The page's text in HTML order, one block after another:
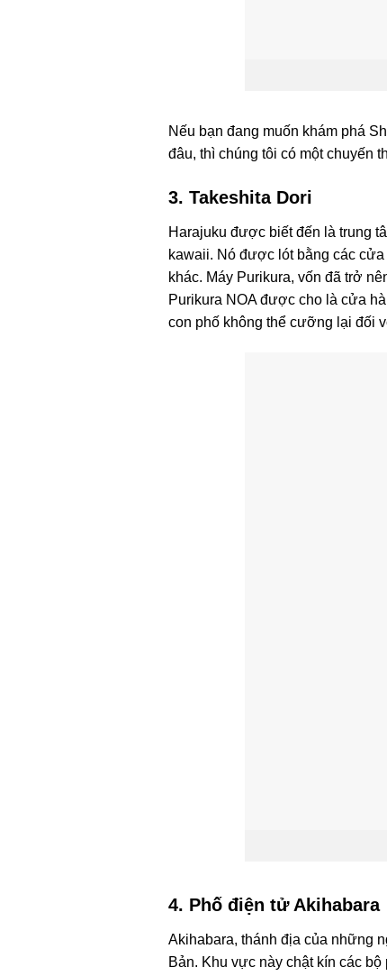
Nếu bạn đang muốn khám phá
đâu, thì chúng tôi có một chuyến
3. Takeshita Dori
Harajuku được biết đến là trung
kawaii. Nó được lót bằng các
khác. Máy Purikura, vốn đã trở
Purikura NOA được cho là cửa
con phố không thể cưỡng lại đối
4. Phố điện tử Akihabara
Akihabara, thánh địa của những
Bản. Khu vực này chật kín các